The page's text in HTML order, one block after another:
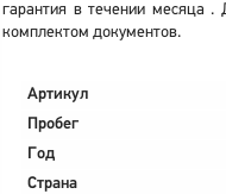
гарантия в течении месяца .
комплектом документов.
Артикул
Пробег
Год
Страна